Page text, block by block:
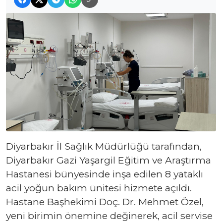
Diyarbakır İl Sağlık Müdürlüğü tarafından,
Diyarbakır Gazi Yaşargil Eğitim ve Araştırma
Hastanesi bünyesinde inşa edilen 8 yataklı
acil yoğun bakım ünitesi hizmete açıldı.
Hastane Başhekimi Doç. Dr. Mehmet Özel,
yeni birimin önemine değinerek, acil servise